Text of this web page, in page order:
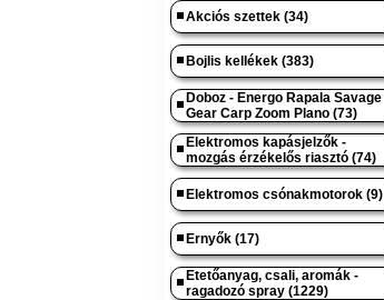
Akciós szettek (34)
Bojlis kellékek (383)
Doboz - Energo Rapala Savage
Gear Carp Zoom Plano (73)
Elektromos kapásjelzők -
mozgás érzékelős riasztó (74)
Elektromos csónakmotorok (9)
Ernyők (17)
Etetőanyag, csali, aromák -
ragadozó spray (1229)